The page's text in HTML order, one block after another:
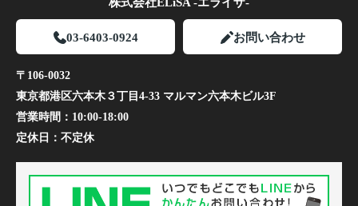
03-6403-0924 お問い合わせ
〒106-0032
東京都港区六本木３丁目4-33 マルマン六本木ビル3F
営業時間： 10:00-18:00
定休日： 不定休